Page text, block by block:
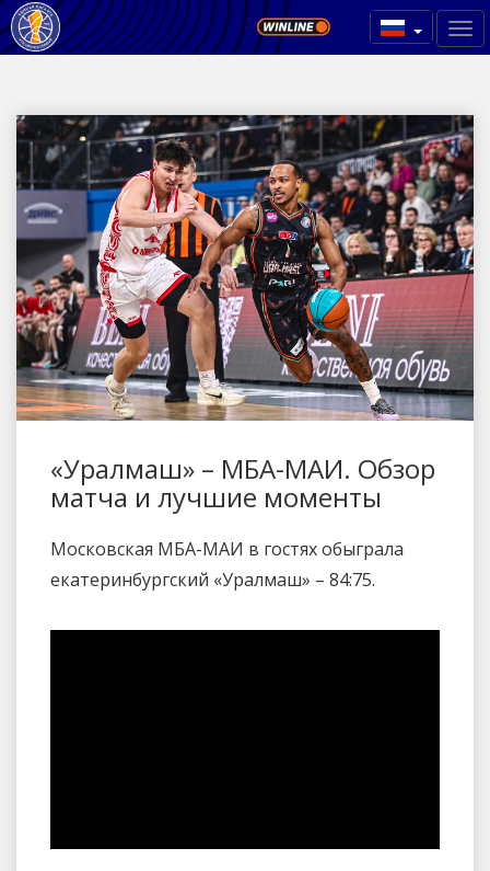
«Уралмаш» – МБА-МАИ. Обзор
матча и лучшие моменты
Московская МБА-МАИ в гостях обыграла
екатеринбургский «Уралмаш» – 84:75.